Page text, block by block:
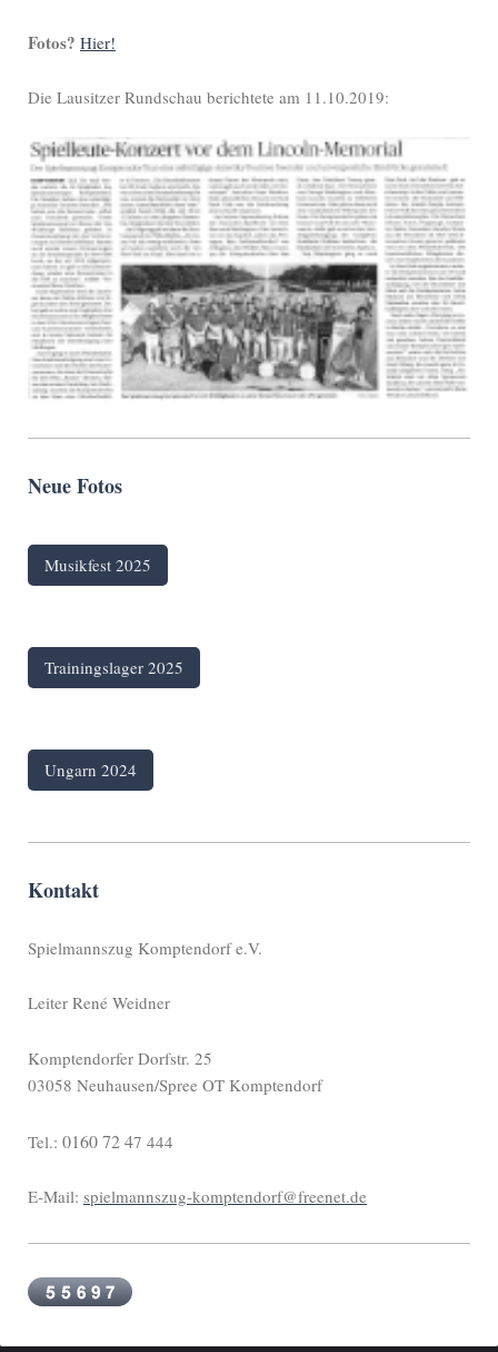
Fotos? Hier!
Die Lausitzer Rundschau berichtete am 11.10.2019:
Neue Fotos
Musikfest 2025
Trainingslager 2025
Ungarn 2024
Kontakt
Spielmannszug Komptendorf e.V.
Leiter René Weidner
Komptendorfer Dorfstr. 25
03058 Neuhausen/Spree OT Komptendorf
Tel.: 0160 72 47 444
E-Mail: spielmannszug-komptendorf@freenet.de